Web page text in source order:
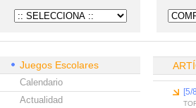
Juegos Escolares
Calendario
Actualidad
[5/